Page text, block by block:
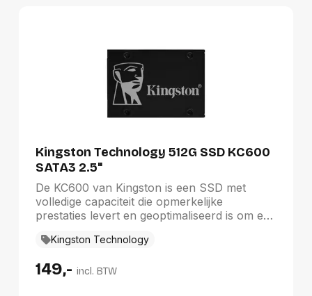
Goedkoopste eerst
Duurste eerst
Kingston Technology 512G SSD KC600
SATA3 2.5"
De KC600 van Kingston is een SSD met
volledige capaciteit die opmerkelijke
prestaties levert en geoptimaliseerd is om een
ongelooflijke opstart-, laad- en
beschikbaar in zowel 2,5 inch als mSATA en
Kingston Technology
149,- incl. BTW